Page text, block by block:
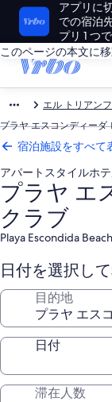
アプリに
での宿泊
プリ 1 つ
このページの本文に
エル トリアン
プラヤ エスコンディーダ
宿泊施設をすべて
アパートスタイルホ
プラヤ エ
クラブ
Playa Escondida
日付を選択し
目的地
日付
滞在人数